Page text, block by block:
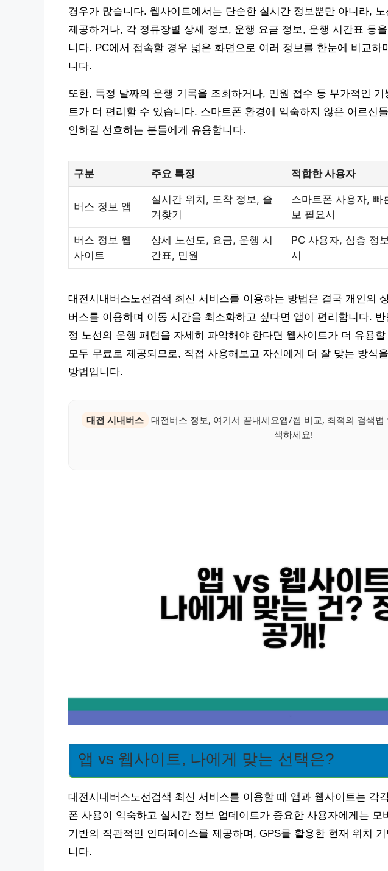
경우가 많습니다. 웹사이트에서는 단순한 실시간 정보뿐만 아니라,
제공하거나, 각 정류장별 상세 정보, 운행 요금 정보, 운행 시간표 등
니다. PC에서 접속할 경우 넓은 화면으로 여러 정보를 한눈에 비교하
니다.
또한, 특정 날짜의 운행 기록을 조회하거나, 민원 접수 등 부가적인 기
트가 더 편리할 수 있습니다. 스마트폰 환경에 익숙하지 않은 어르신
인하길 선호하는 분들에게 유용합니다.
구분 주요 특징 적합한 사용자
버스 정보 앱
실시간 위치, 도착 정보, 즐
겨찾기
스마트폰 사용자, 빠
보 필요시
버스 정보 웹
사이트
상세 노선도, 요금, 운행 시
간표, 민원
PC 사용자, 심층 정
시
대전시내버스노선검색 최신 서비스를 이용하는 방법은 결국 개인의
버스를 이용하며 이동 시간을 최소화하고 싶다면 앱이 편리합니다.
정 노선의 운행 패턴을 자세히 파악해야 한다면 웹사이트가 더 유용
모두 무료로 제공되므로, 직접 사용해보고 자신에게 더 잘 맞는 방식
방법입니다.
대전 시내버스
대전버스 정보, 여기서 끝내세요앱/웹 비교, 최적의 검색법
색하세요!
앱 vs 웹사이트, 나에게 맞는 선택은?
대전시내버스노선검색 최신 서비스를 이용할 때 앱과 웹사이트는 각
폰 사용이 익숙하고 실시간 정보 업데이트가 중요한 사용자에게는 모
기반의 직관적인 인터페이스를 제공하며, GPS를 활용한 현재 위치
니다.